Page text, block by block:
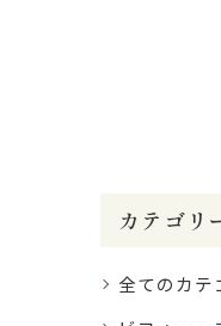
カテゴリ
全てのカテ